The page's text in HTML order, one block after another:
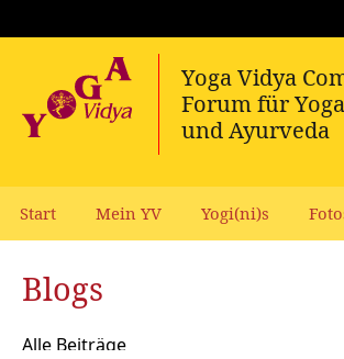
Start Mein YV Yogi(ni)s
Blogs
Alle Beiträge